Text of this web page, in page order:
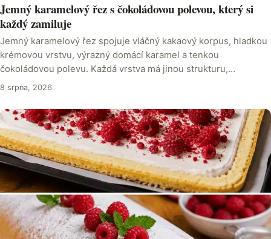
Jemný karamelový řez s čokoládovou polevou, který si
každý zamiluje
Jemný karamelový řez spojuje vláčný kakaový korpus, hladkou
krémovou vrstvu, výrazný domácí karamel a tenkou
čokoládovou polevu. Každá vrstva má jinou strukturu,…
8 srpna, 2026